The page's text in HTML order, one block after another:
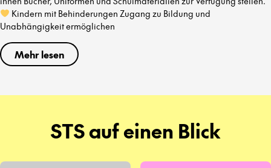
Kindern mit Behinderungen Zugang zu Bildung und
Unabhängigkeit ermöglichen
Mehr lesen
STS auf einen Blick